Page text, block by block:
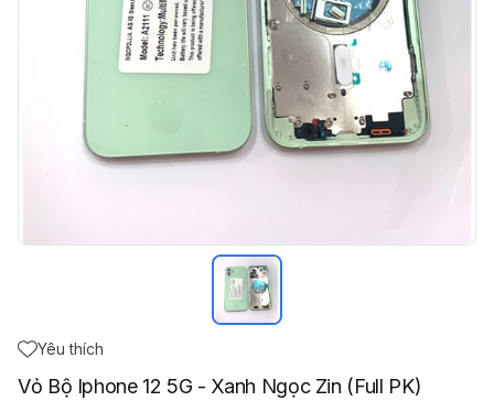
Yêu thích
Vỏ Bộ Iphone 12 5G - Xanh Ngọc Zin (Full PK)